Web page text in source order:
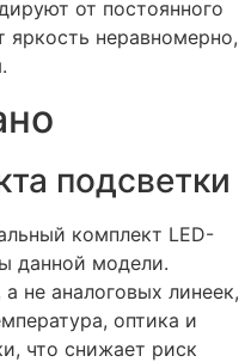
от постоянного
яркость неравномерно,
подсветки
комплект LED-
данной модели.
не аналоговых линеек,
оптика и
что снижает риск